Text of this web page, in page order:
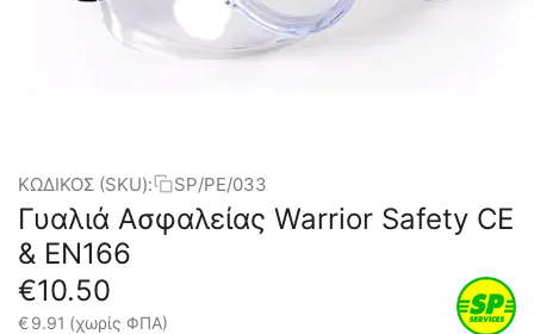
ΚΩΔΙΚΟΣ (SKU): SP/PE/033
Γυαλιά Ασφαλείας Warrior Safety CE
& EN166
€10.50
€9.91 (χωρίς ΦΠΑ)